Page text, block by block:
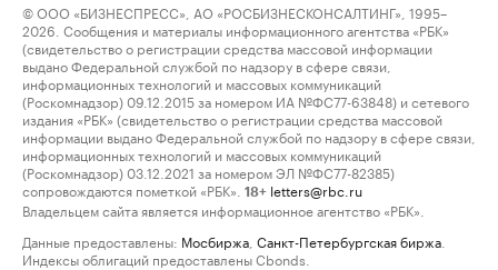
© ООО «БИЗНЕСПРЕСС», АО «РОСБИЗНЕСКОНСАЛТИНГ», 1995–
2026. Сообщения и материалы информационного агентства «РБК»
(свидетельство о регистрации средства массовой информации
выдано Федеральной службой по надзору в сфере связи,
информационных технологий и массовых коммуникаций
(Роскомнадзор) 09.12.2015 за номером ИА №ФС77-63848) и сетевого
издания «РБК» (свидетельство о регистрации средства массовой
информации выдано Федеральной службой по надзору в сфере связи,
информационных технологий и массовых коммуникаций
(Роскомнадзор) 03.12.2021 за номером ЭЛ №ФС77-82385)
сопровождаются пометкой «РБК».
18+ letters@rbc.ru
Владельцем сайта является информационное агентство «РБК».
Данные предоставлены: Мосбиржа Санкт-Петербургская биржа
Индексы облигаций предоставлены Cbonds.